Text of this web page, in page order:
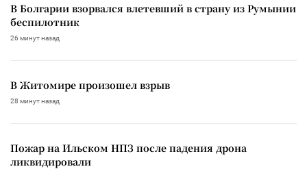
В Болгарии взорвался влетевший в страну из Румынии
беспилотник
26 минут назад
В Житомире произошел взрыв
28 минут назад
Пожар на Ильском НПЗ после падения дрона
ликвидировали